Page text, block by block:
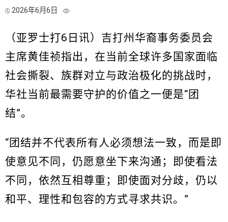
2026年6月6日
（亚罗士打6日讯）吉打州华裔事务委员会
主席黄佳祯指出，在当前全球许多国家面临
社会撕裂、族群对立与政治极化的挑战时，
华社当前最需要守护的价值之一便是“团
结”。
“团结并不代表所有人必须想法一致，而是即
使意见不同，仍愿意坐下来沟通；即使看法
不同，依然互相尊重；即使面对分歧，仍以
和平、理性和包容的方式寻求共识。”